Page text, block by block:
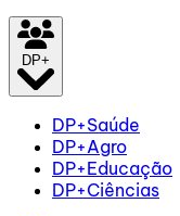
DP+
DP+Saúde
DP+Agro
DP+Educação
DP+Ciências